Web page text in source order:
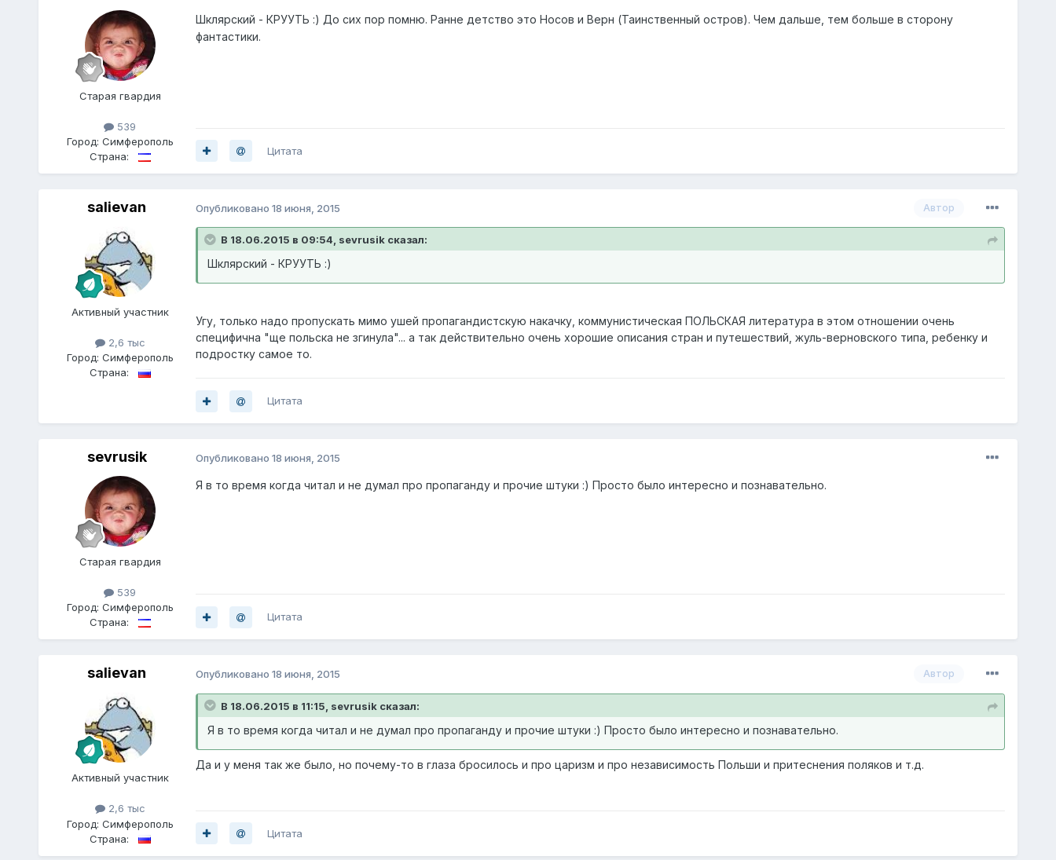
Старая гвардия
539
Город: Симферополь
Страна:
Шклярский - КРУУТЬ :) До сих пор помню. Ранне детство это Носов и Верн (Таинственный остров). Чем дальше, тем больше в сторону
фантастики.
Цитата
salievan
Активный участник
2,6 тыс
Город: Симферополь
Страна:
Автор
Опубликовано 18 июня, 2015
В 18.06.2015 в 09:54, sevrusik сказал:
Шклярский - КРУУТЬ :)
Угу, только надо пропускать мимо ушей пропагандистскую накачку, коммунистическая ПОЛЬСКАЯ литература в этом отношении очень
специфична "ще польска не згинула"... а так действительно очень хорошие описания стран и путешествий, жуль-верновского типа, ребенку и
подростку самое то.
Цитата
sevrusik
Старая гвардия
539
Город: Симферополь
Страна:
Опубликовано 18 июня, 2015
Я в то время когда читал и не думал про пропаганду и прочие штуки :) Просто было интересно и познавательно.
Цитата
salievan
Активный участник
2,6 тыс
Город: Симферополь
Страна:
Автор
Опубликовано 18 июня, 2015
В 18.06.2015 в 11:15, sevrusik сказал:
Я в то время когда читал и не думал про пропаганду и прочие штуки :) Просто было интересно и познавательно.
Да и у меня так же было, но почему-то в глаза бросилось и про царизм и про независимость Польши и притеснения поляков и т.д.
Цитата